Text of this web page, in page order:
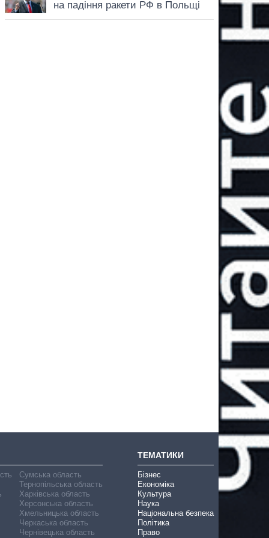
Сумська область
Тернопільська область
Харківська область
Херсонська область
Хмельницька область
Черкаська область
Чернівецька область
ТЕМАТИКИ
Бізнес
Економіка
Культура
Наука
Національна безпека
Політика
Право